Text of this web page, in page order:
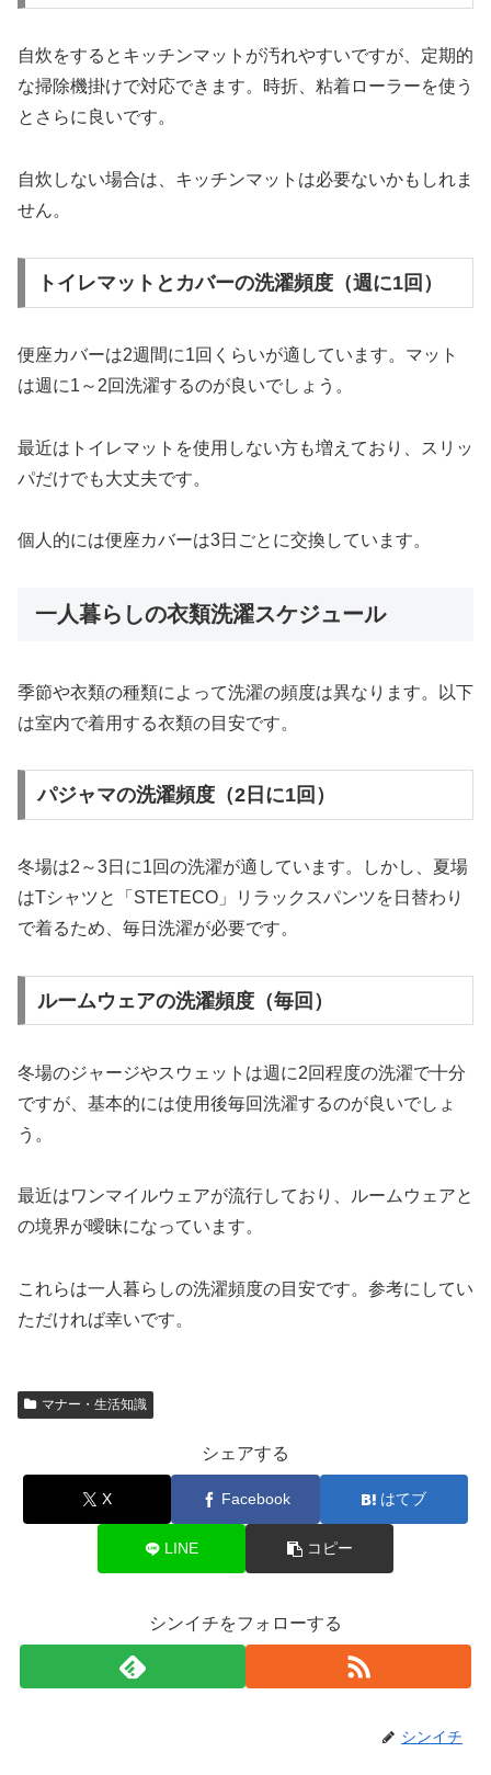
自炊をするとキッチンマットが汚れやすいですが、定期的
な掃除機掛けで対応できます。時折、粘着ローラーを使う
とさらに良いです。
自炊しない場合は、キッチンマットは必要ないかもしれま
せん。
トイレマットとカバーの洗濯頻度（週に1回）
便座カバーは2週間に1回くらいが適しています。マット
は週に1～2回洗濯するのが良いでしょう。
最近はトイレマットを使用しない方も増えており、スリッ
パだけでも大丈夫です。
個人的には便座カバーは3日ごとに交換しています。
一人暮らしの衣類洗濯スケジュール
季節や衣類の種類によって洗濯の頻度は異なります。以下
は室内で着用する衣類の目安です。
パジャマの洗濯頻度（2日に1回）
冬場は2～3日に1回の洗濯が適しています。しかし、夏場
はTシャツと「STETECO」リラックスパンツを日替わり
で着るため、毎日洗濯が必要です。
ルームウェアの洗濯頻度（毎回）
冬場のジャージやスウェットは週に2回程度の洗濯で十分
ですが、基本的には使用後毎回洗濯するのが良いでしょ
う。
最近はワンマイルウェアが流行しており、ルームウェアと
の境界が曖昧になっています。
これらは一人暮らしの洗濯頻度の目安です。参考にしてい
ただければ幸いです。
マナー・生活知識
シェアする
X Facebook はてブ
LINE コピー
シンイチをフォローする
シンイチ